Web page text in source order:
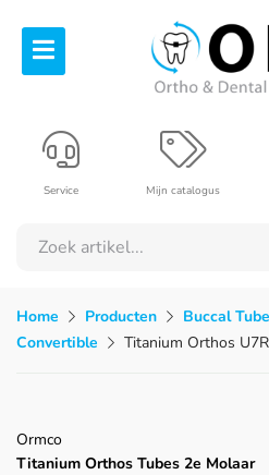
Mijn catalogus
Service
Home Producten Buccal
Convertible
Titanium Orthos
Ormco
Titanium Orthos Tubes 2e Molaar